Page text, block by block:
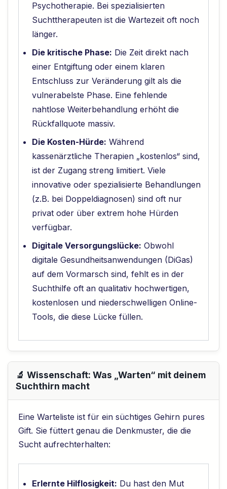
Psychotherapie. Bei spezialisierten
Suchttherapeuten ist die Wartezeit oft noch
länger.
Die kritische Phase: Die Zeit direkt nach
einer Entgiftung oder einem klaren
Entschluss zur Veränderung gilt als die
vulnerabelste Phase. Eine fehlende
nahtlose Weiterbehandlung erhöht die
Rückfallquote massiv.
Die Kosten-Hürde: Während
kassenärztliche Therapien „kostenlos“ sind,
ist der Zugang streng limitiert. Viele
innovative oder spezialisierte Behandlungen
(z.B. bei Doppeldiagnosen) sind oft nur
privat oder über extrem hohe Hürden
verfügbar.
Digitale Versorgungslücke: Obwohl
digitale Gesundheitsanwendungen (DiGas)
auf dem Vormarsch sind, fehlt es in der
Suchthilfe oft an qualitativ hochwertigen,
kostenlosen und niederschwelligen Online-
Tools, die diese Lücke füllen.
🔬 Wissenschaft: Was „Warten“ mit deinem
Suchthirn macht
Eine Warteliste ist für ein süchtiges Gehirn pures
Gift. Sie füttert genau die Denkmuster, die die
Sucht aufrechterhalten:
Erlernte Hilflosigkeit: Du hast den Mut